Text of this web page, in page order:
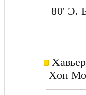
80' Э.
Хон